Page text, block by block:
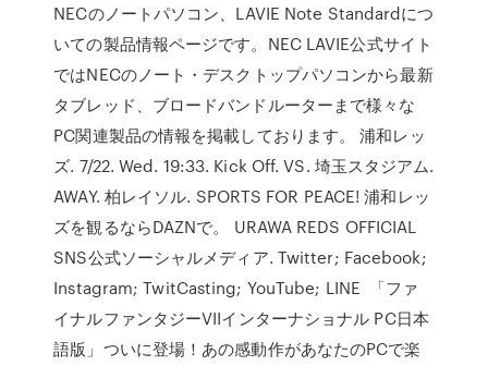
NECのノートパソコン、LAVIE Note Standardにつ
いての製品情報ページです。NEC LAVIE公式サイト
ではNECのノート・デスクトップパソコンから最新
タブレッド、ブロードバンドルーターまで様々な
PC関連製品の情報を掲載しております。 浦和レッ
ズ. 7/22. Wed. 19:33. Kick Off. VS. 埼玉スタジアム.
AWAY. 柏レイソル. SPORTS FOR PEACE! 浦和レッ
ズを観るならDAZNで。 URAWA REDS OFFICIAL
SNS公式ソーシャルメディア. Twitter; Facebook;
Instagram; TwitCasting; YouTube; LINE 「ファ
イナルファンタジーVIIインターナショナル PC日本
語版」ついに登場！あの感動作があなたのPCで楽